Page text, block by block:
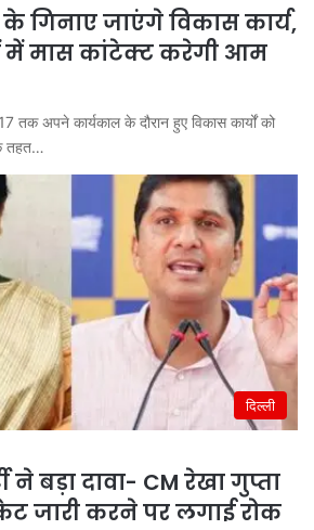
गिनाए जाएंगे विकास कार्य,
में मास कांटेक्ट करेगी आम
अपने कार्यकाल के दौरान हुए विकास कार्यों को
तहत…
दिल्ली
बड़ा दावा- CM रेखा गुप्ता
जारी करने पर लगाई रोक